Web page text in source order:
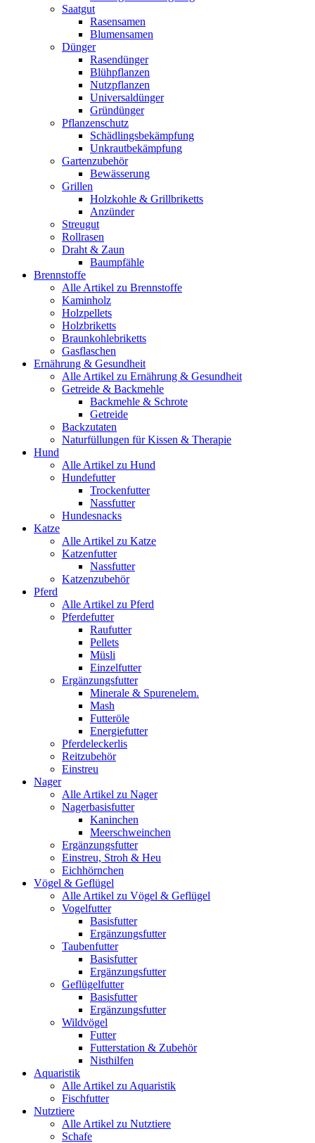
Saatgut
Rasensamen
Blumensamen
Dünger
Rasendünger
Blühpflanzen
Nutzpflanzen
Universaldünger
Gründünger
Pflanzenschutz
Schädlingsbekämpfung
Unkrautbekämpfung
Gartenzubehör
Bewässerung
Grillen
Holzkohle & Grillbriketts
Anzünder
Streugut
Rollrasen
Draht & Zaun
Baumpfähle
Brennstoffe
Alle Artikel zu Brennstoffe
Kaminholz
Holzpellets
Holzbriketts
Braunkohlebriketts
Gasflaschen
Ernährung & Gesundheit
Alle Artikel zu Ernährung & Gesundheit
Getreide & Backmehle
Backmehle & Schrote
Getreide
Backzutaten
Naturfüllungen für Kissen & Therapie
Hund
Alle Artikel zu Hund
Hundefutter
Trockenfutter
Nassfutter
Hundesnacks
Katze
Alle Artikel zu Katze
Katzenfutter
Nassfutter
Katzenzubehör
Pferd
Alle Artikel zu Pferd
Pferdefutter
Raufutter
Pellets
Müsli
Einzelfutter
Ergänzungsfutter
Minerale & Spurenelem.
Mash
Futteröle
Energiefutter
Pferdeleckerlis
Reitzubehör
Einstreu
Nager
Alle Artikel zu Nager
Nagerbasisfutter
Kaninchen
Meerschweinchen
Ergänzungsfutter
Einstreu, Stroh & Heu
Eichhörnchen
Vögel & Geflügel
Alle Artikel zu Vögel & Geflügel
Vogelfutter
Basisfutter
Ergänzungsfutter
Taubenfutter
Basisfutter
Ergänzungsfutter
Geflügelfutter
Basisfutter
Ergänzungsfutter
Wildvögel
Futter
Futterstation & Zubehör
Nisthilfen
Aquaristik
Alle Artikel zu Aquaristik
Fischfutter
Nutztiere
Alle Artikel zu Nutztiere
Schafe